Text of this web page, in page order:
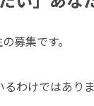
募集です。
わけではありま